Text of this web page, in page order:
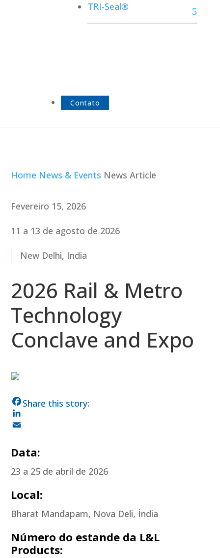
TRI-Seal®
Contato
Home News & Events News Article
Fevereiro 15, 2026
11 a 13 de agosto de 2026
New Delhi, India
2026 Rail & Metro
Technology
Conclave and Expo
F
a
e
b
o
k
L
n
k
e
I
n
m
a
i
Data:
23 a 25 de abril de 2026
Local:
Bharat Mandapam, Nova Deli, Índia
Número do estande da L&L
Products: